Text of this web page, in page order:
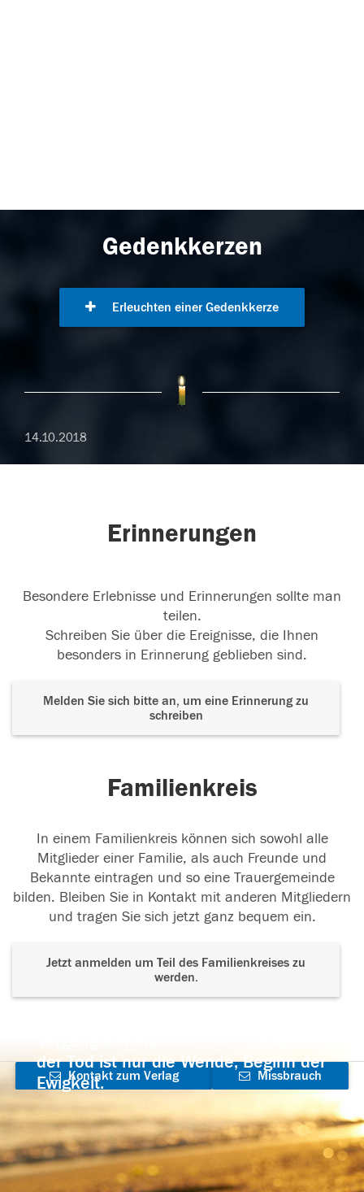
Gedenkkerzen
Erleuchten einer Gedenkkerze
14.10.2018
Erinnerungen
Besondere Erlebnisse und Erinnerungen sollte man
teilen.
Schreiben Sie über die Ereignisse, die Ihnen
besonders in Erinnerung geblieben sind.
Melden Sie sich bitte an, um eine Erinnerung zu
schreiben
Familienkreis
In einem Familienkreis können sich sowohl alle
Mitglieder einer Familie, als auch Freunde und
Bekannte eintragen und so eine Trauergemeinde
bilden. Bleiben Sie in Kontakt mit anderen Mitgliedern
und tragen Sie sich jetzt ganz bequem ein.
Jetzt anmelden um Teil des Familienkreises zu
werden.
der Tod ist nur die Wende, Beginn der
Ewigkeit.
Kontakt zum Verlag
aufnehmen
Missbrauch